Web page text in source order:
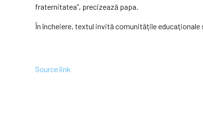
fraternitatea”, precizează papa.
În încheiere, textul invită comunităţile educaţionale
Source link